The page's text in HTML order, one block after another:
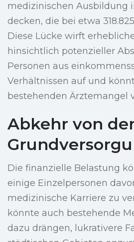
medizinischen Ausbildung
decken, die bei etwa
Diese Lücke wirft
hinsichtlich potenzieller
Personen aus
Verhältnissen auf und
bestehenden Ärztemangel
Abkehr von
Die finanzielle Belastung
einige Einzelpersonen
medizinische Karriere zu
könnte auch bestehende
dazu drängen, lukrativere